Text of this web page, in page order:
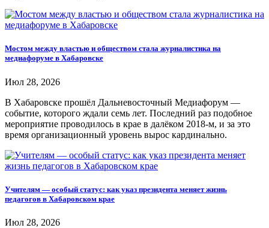
Мостом между властью и обществом стала журналистика на
медиафоруме в Хабаровске
Июл 28, 2026
В Хабаровске прошёл Дальневосточный Медиафорум —
событие, которого ждали семь лет. Последний раз подобное
мероприятие проводилось в крае в далёком 2018-м, и за это
время организационный уровень вырос кардинально.
Учителям — особый статус: как указ президента меняет жизнь
педагогов в Хабаровском крае
Июл 28, 2026